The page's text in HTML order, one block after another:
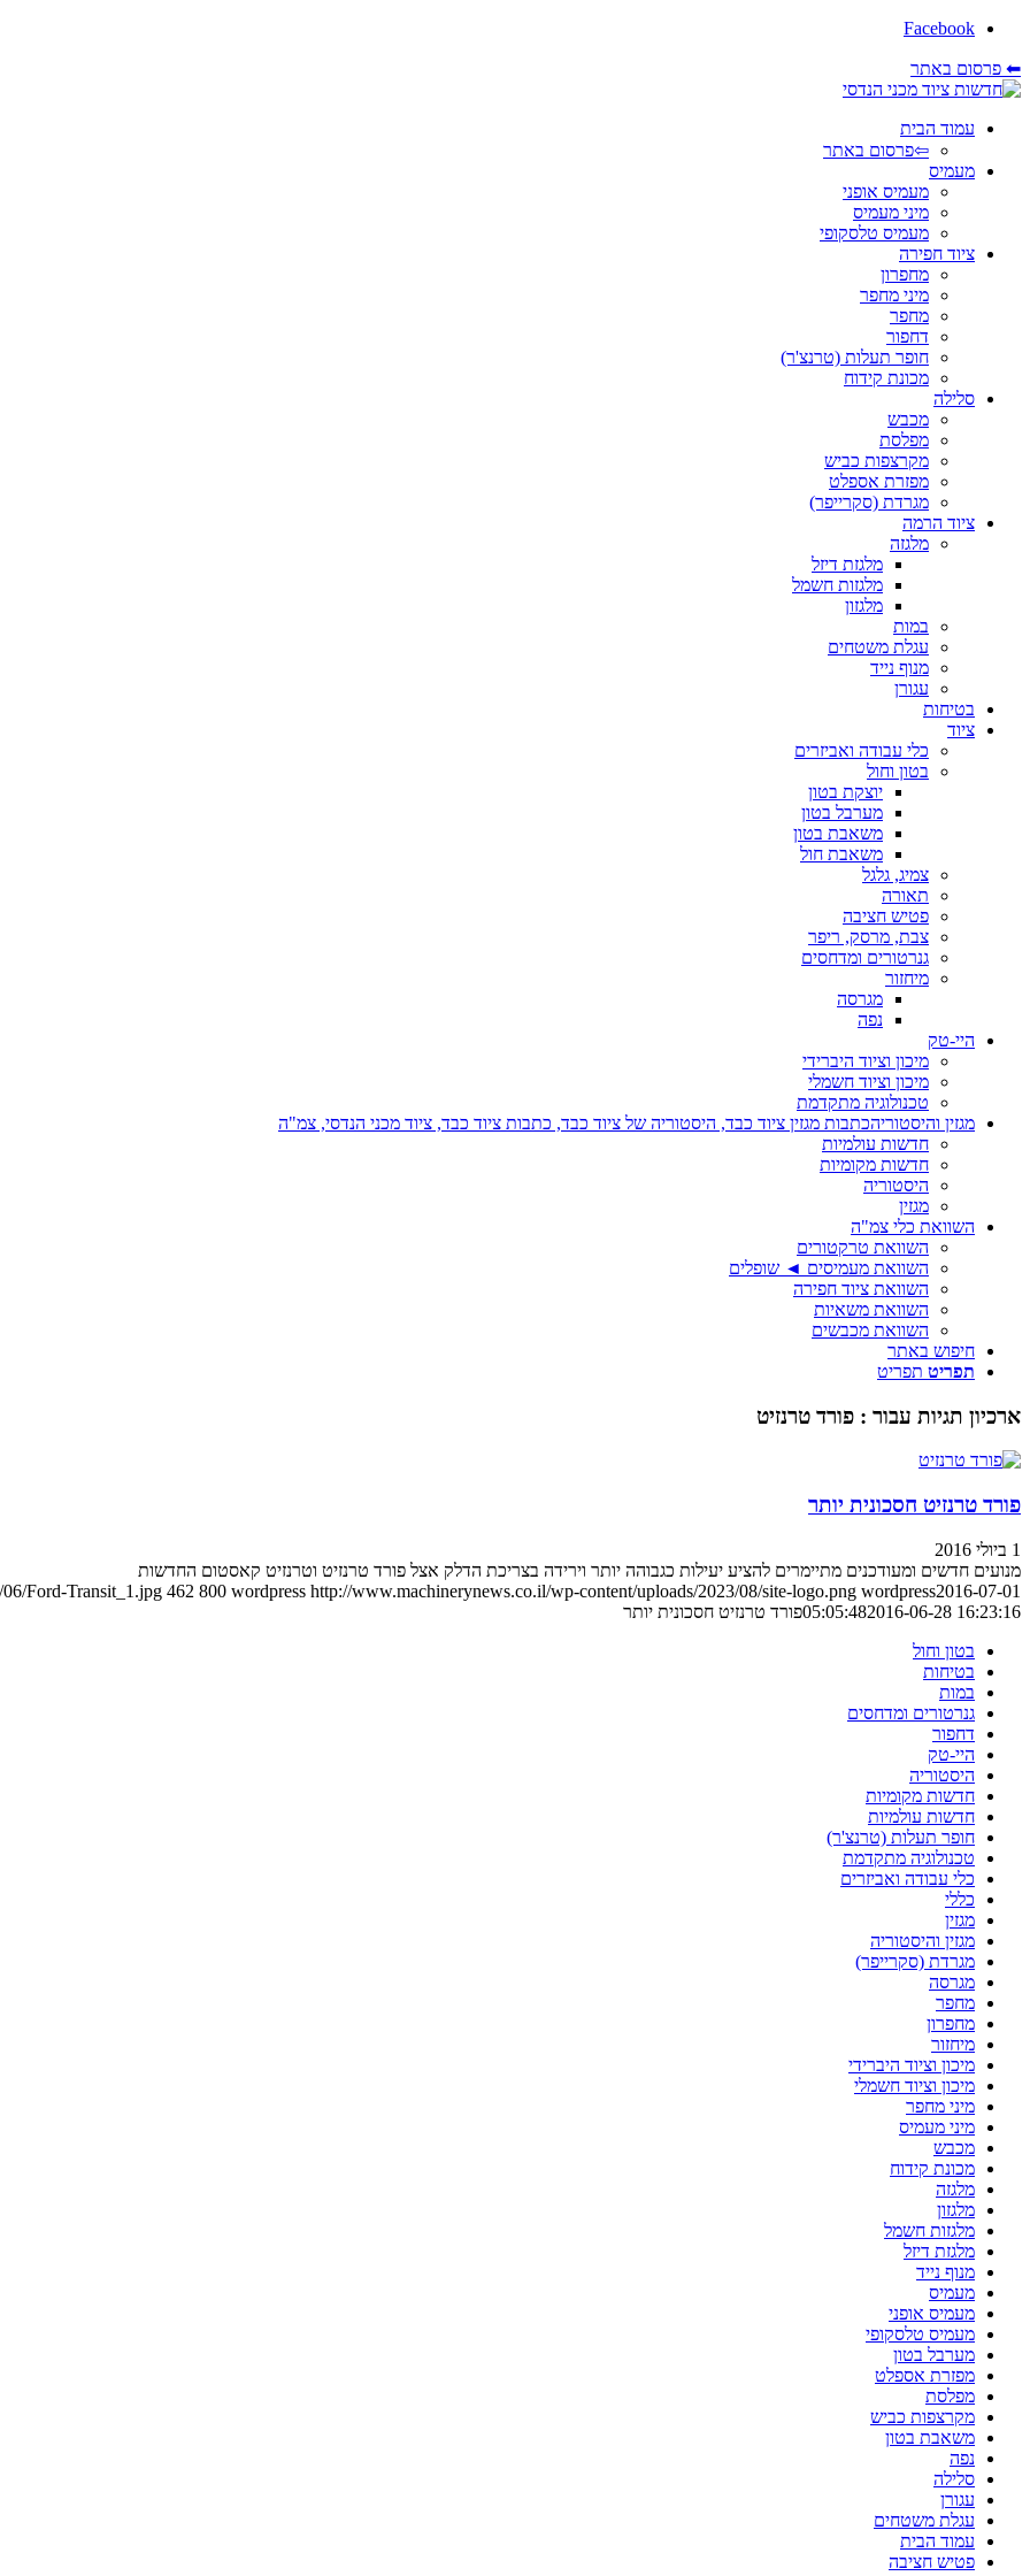
Facebook
⬅ פרסום באתר
עמוד הבית
⇦פרסום באתר
מעמיס
מעמיס אופני
מיני מעמיס
מעמיס טלסקופי
ציוד חפירה
מחפרון
מיני מחפר
מחפר
דחפור
חופר תעלות (טרנצ'ר)
מכונת קידוח
סלילה
מכבש
מפלסת
מקרצפות כביש
מפזרת אספלט
מגרדת (סקרייפר)
ציוד הרמה
מלגזה
מלגזת דיזל
מלגזות חשמל
מלגזון
במות
עגלת משטחים
מנוף נייד
עגורן
בטיחות
ציוד
כלי עבודה ואביזרים
בטון וחול
יוצקת בטון
מערבל בטון
משאבת בטון
משאבת חול
צמיג, גלגל
תאורה
פטיש חציבה
צבת, מרסק, ריפר
גנרטורים ומדחסים
מיחזור
מגרסה
נפה
היי-טק
מיכון וציוד היברידי
מיכון וציוד חשמלי
טכנולוגיה מתקדמת
מגזין והיסטוריהכתבות מגזין ציוד כבד, היסטוריה של ציוד כבד, כתבות ציוד כבד, ציוד מכני הנדסי, צמ"ה
חדשות עולמיות
חדשות מקומיות
היסטוריה
מגזין
השוואת כלי צמ"ה
השוואת טרקטורים
השוואת מעמיסים ◄ שופלים
השוואת ציוד חפירה
השוואת משאיות
השוואת מכבשים
חיפוש באתר
תפריט תפריט
ארכיון תגיות עבור : פורד טרנזיט
פורד טרנזיט חסכונית יותר
1 ביולי 2016
מנועים חדשים ומעודכנים מתיימרים להציע יעילות כגבוהה יותר וירידה בצריכת הדלק אצל פורד טרנזיט וטרנזיט קאסטום החדשות
Ford-Transit_1.jpg 462 800 wordpress http://www.machinerynews.co.il/wp-content/uploads/2023/08/site-logo.png wordpress2016-07-01
05:05:482016-06-28 16:23:16
פורד טרנזיט חסכונית יותר
בטון וחול
בטיחות
במות
גנרטורים ומדחסים
דחפור
היי-טק
היסטוריה
חדשות מקומיות
חדשות עולמיות
חופר תעלות (טרנצ'ר)
טכנולוגיה מתקדמת
כלי עבודה ואביזרים
כללי
מגזין
מגזין והיסטוריה
מגרדת (סקרייפר)
מגרסה
מחפר
מחפרון
מיחזור
מיכון וציוד היברידי
מיכון וציוד חשמלי
מיני מחפר
מיני מעמיס
מכבש
מכונת קידוח
מלגזה
מלגזון
מלגזות חשמל
מלגזת דיזל
מנוף נייד
מעמיס
מעמיס אופני
מעמיס טלסקופי
מערבל בטון
מפזרת אספלט
מפלסת
מקרצפות כביש
משאבת בטון
נפה
סלילה
עגורן
עגלת משטחים
עמוד הבית
פטיש חציבה